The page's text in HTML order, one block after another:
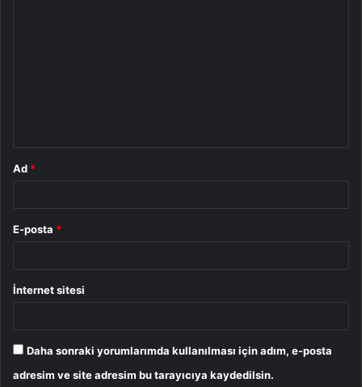
Ad *
E-posta *
İnternet sitesi
Daha sonraki yorumlarımda kullanılması için adım, e-posta
adresim ve site adresim bu tarayıcıya kaydedilsin.